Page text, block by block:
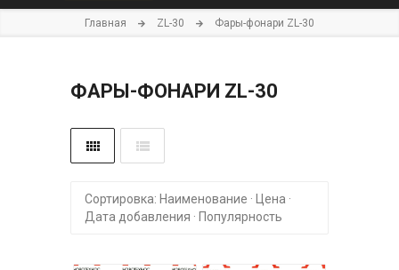
Главная ZL-30 Фары-фонари ZL-30
ФАРЫ-ФОНАРИ ZL-30
Сортировка: Наименование · Цена ·
Дата добавления · Популярность